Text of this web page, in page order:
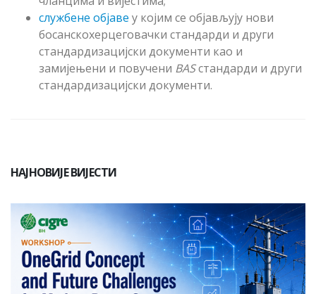
службене објаве у којим се објављују нови
босанскохерцеговачки стандарди и други
стандардизацијски документи као и
замијењени и повучени BASстандарди и други
стандардизацијски документи.
НАЈНОВИЈЕ ВИЈЕСТИ